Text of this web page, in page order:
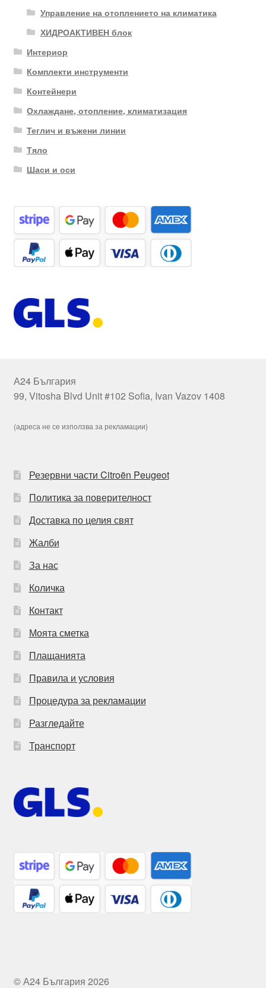
Управление на отоплението на климатика
ХИДРОАКТИВЕН блок
Интериор
Комплекти инструменти
Контейнери
Охлаждане, отопление, климатизация
Теглич и въжени линии
Тяло
Шаси и оси
А24 България
99, Vitosha Blvd Unit #102 Sofia, Ivan Vazov 1408
(адреса не се използва за рекламации)
Резервни части Citroën Peugeot
Политика за поверителност
Доставка по целия свят
Жалби
За нас
Количка
Контакт
Моята сметка
Плащанията
Правила и условия
Процедура за рекламации
Разгледайте
Транспорт
© А24 България 2026